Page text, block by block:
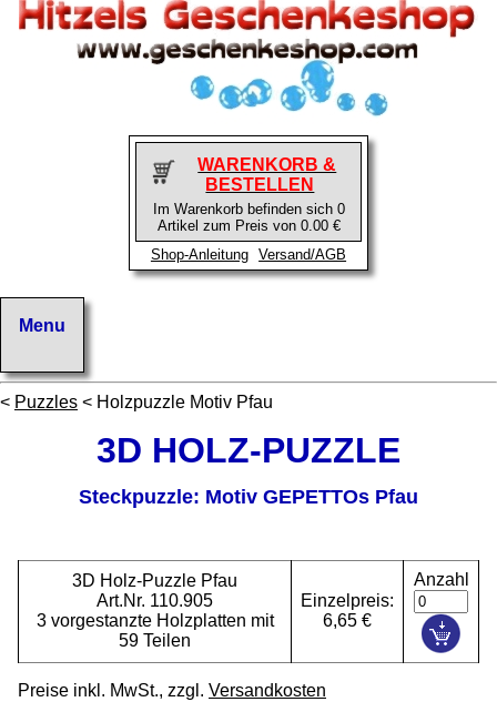
WARENKORB &
BESTELLEN
Im Warenkorb befinden sich 0
Artikel zum Preis von 0.00 €
Shop-Anleitung
Versand/AGB
< Puzzles < Holzpuzzle Motiv Pfau
3D HOLZ-PUZZLE
Steckpuzzle: Motiv GEPETTOs Pfau
3D Holz-Puzzle Pfau
Art.Nr. 110.905
3 vorgestanzte Holzplatten mit
59 Teilen
Einzelpreis:
6,65 €
Anzahl
Preise inkl. MwSt., zzgl. Versandkosten